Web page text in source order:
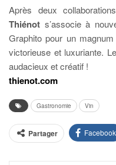
Après deux
Thiénot s’associe à
Graphito pour un
victorieuse et luxuriante.
audacieux et créatif !
thienot.com
Gastronomie Vin
Partager Facebook